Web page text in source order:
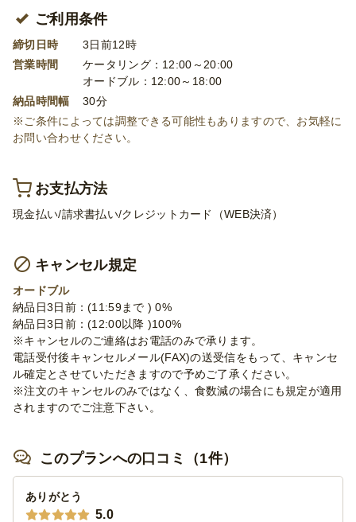
ご利用条件
締切日時
3日前12時
営業時間
ケータリング：12:00～20:00
オードブル：12:00～18:00
納品時間幅
30分
※ご条件によっては調整できる可能性もありますので、お気軽に
お問い合わせください。
お支払方法
現金払い/請求書払い/クレジットカード（WEB決済）
キャンセル規定
オードブル
納品日3日前：(11:59まで ) 0%
納品日3日前：(12:00以降 )100%
※キャンセルのご連絡はお電話のみで承ります。
電話受付後キャンセルメール(FAX)の送受信をもって、キャンセ
ル確定とさせていただきますので予めご了承ください。
※注文のキャンセルのみではなく、食数減の場合にも規定が適用
されますのでご注意下さい。
このプランへの口コミ（1件）
ありがとう
5.0